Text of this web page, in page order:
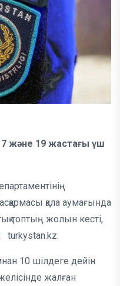
және 19 жастағы үш
қала аумағында
топтың жолын кесті,
turkystan.kz.
10 шілдеге дейін
жалған